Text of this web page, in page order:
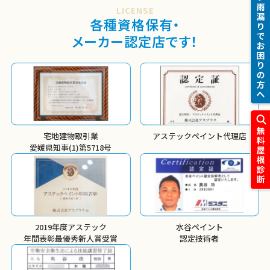
LICENSE
各種資格保有・
メーカー認定店です！
宅地建物取引業
愛媛県知事(1)第5718号
アステックペイント代理店
2019年度アステック
年間表彰最優秀新人賞受賞
水谷ペイント
認定技術者